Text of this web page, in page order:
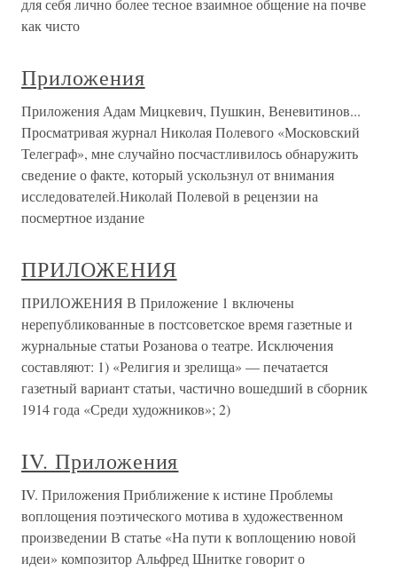
для себя лично более тесное взаимное общение на почве
как чисто
Приложения
Приложения Адам Мицкевич, Пушкин, Веневитинов...
Просматривая журнал Николая Полевого «Московский
Телеграф», мне случайно посчастливилось обнаружить
сведение о факте, который ускользнул от внимания
исследователей.Николай Полевой в рецензии на
посмертное издание
ПРИЛОЖЕНИЯ
ПРИЛОЖЕНИЯ В Приложение 1 включены
нерепубликованные в постсоветское время газетные и
журнальные статьи Розанова о театре. Исключения
составляют: 1) «Религия и зрелища» — печатается
газетный вариант статьи, частично вошедший в сборник
1914 года «Среди художников»; 2)
IV. Приложения
IV. Приложения Приближение к истине Проблемы
воплощения поэтического мотива в художественном
произведении В статье «На пути к воплощению новой
идеи» композитор Альфред Шнитке говорит о